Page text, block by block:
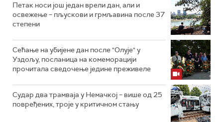
Петак носи још један врели дан, али и
освежење – пљускови и грмљавина после 37
степени
Сећање на убијене дан после "Олује" у
Уздољу, посланица на комеморацији
прочитала сведочење једине преживеле
Судар два трамваја у Немачкој – више од 25
повређених, троје у критичном стању